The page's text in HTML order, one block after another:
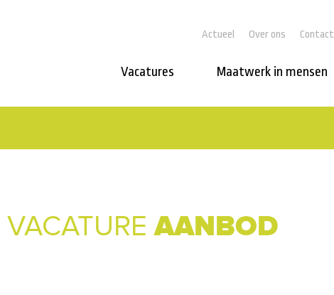
Vacatures Maatwerk in mensen
Actueel Over ons Contact
VACATUREAANBOD